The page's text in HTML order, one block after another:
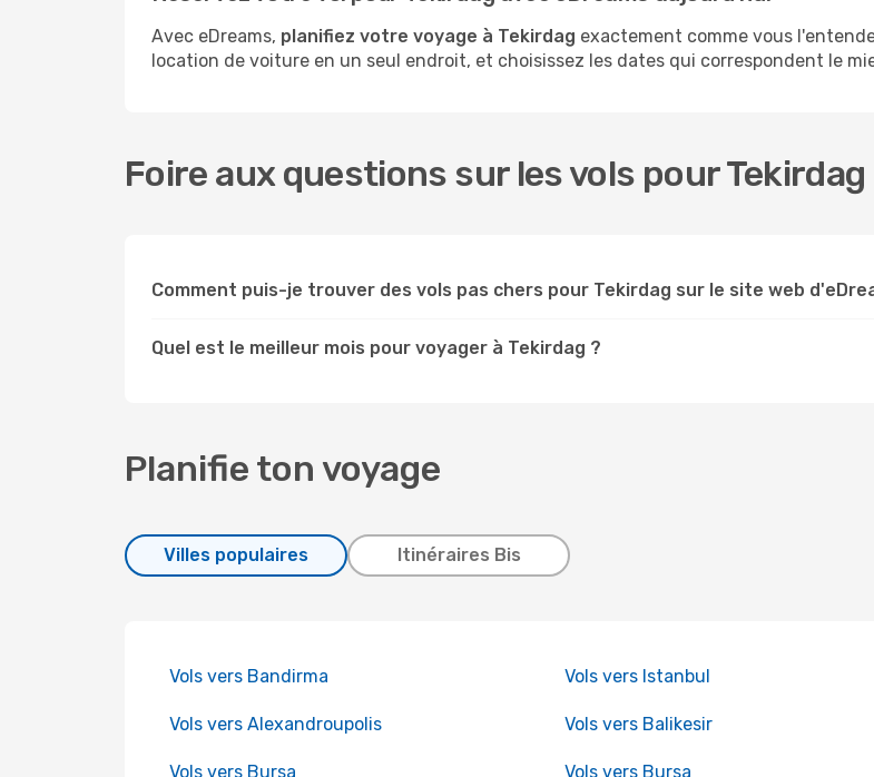
Avec eDreams, planifiez votre voyage à Tekirdag exactement comme vous
location de voiture en un seul endroit, et choisissez les dates qui correspondent le
Foire aux questions sur les vols pour Tekirdag
Comment puis-je trouver des vols pas chers pour Tekirdag sur le site web
Quel est le meilleur mois pour voyager à Tekirdag ?
Planifie ton voyage
Villes populaires Itinéraires Bis
Vols vers Bandirma Vols vers Istanbul
Vols vers Alexandroupolis Vols vers Balikesir
Vols vers Bursa Vols vers Bursa